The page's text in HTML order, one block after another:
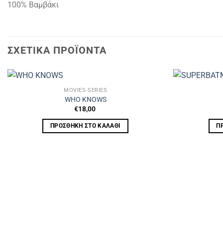
100% Βαμβάκι
ΣΧΕΤΙΚΆ ΠΡΟΪΌΝΤΑ
MOVIES-SERIES
WHO KNOWS
€18,00
ΠΡΟΣΘΉΚΗ ΣΤΟ ΚΑΛΆΘΙ